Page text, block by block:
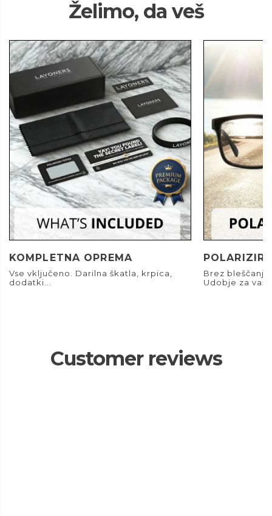
Želimo, da veš
KOMPLETNA OPREMA
Vse vključeno. Darilna škatla, krpica,
dodatki...
Brez
Udobje za
Customer reviews